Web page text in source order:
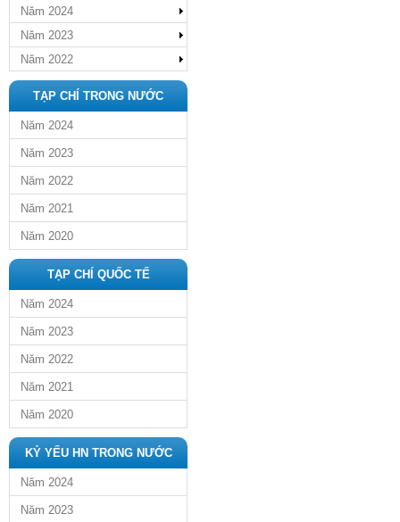
Năm 2024
Năm 2023
Năm 2022
TẠP CHÍ TRONG NƯỚC
Năm 2024
Năm 2023
Năm 2022
Năm 2021
Năm 2020
TẠP CHÍ QUỐC TẾ
Năm 2024
Năm 2023
Năm 2022
Năm 2021
Năm 2020
KỶ YẾU HN TRONG NƯỚC
Năm 2024
Năm 2023